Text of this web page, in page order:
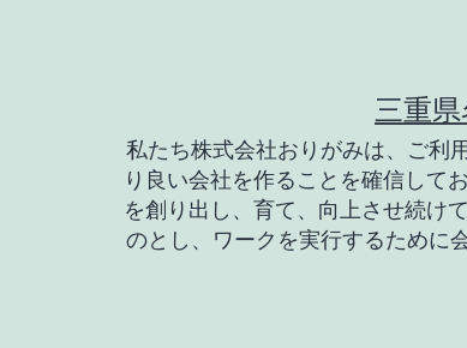
三重
私たち株式会社おりがみは、ご利
り良い会社を作ることを確信して
を創り出し、育て、向上させ続け
のとし、ワークを実行するために